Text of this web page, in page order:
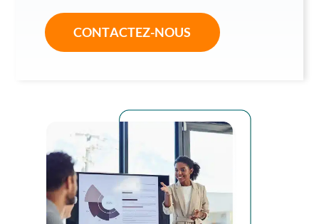
CONTACTEZ-NOUS